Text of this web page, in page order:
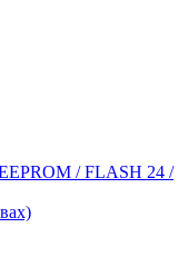
/ FLASH 24 /